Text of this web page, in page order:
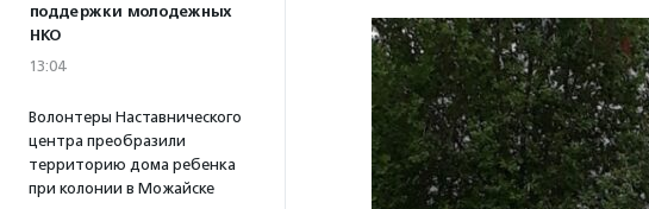
поддержки молодежных
НКО
13:04
Волонтеры Наставнического
центра преобразили
территорию дома ребенка
при колонии в Можайске